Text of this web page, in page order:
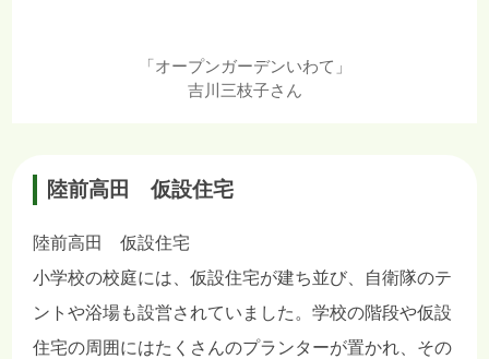
「オープンガーデンいわて」
吉川三枝子さん
陸前高田 仮設住宅
陸前高田 仮設住宅
小学校の校庭には、仮設住宅が建ち並び、自衛隊のテ
ントや浴場も設営されていました。学校の階段や仮設
住宅の周囲にはたくさんのプランターが置かれ、その